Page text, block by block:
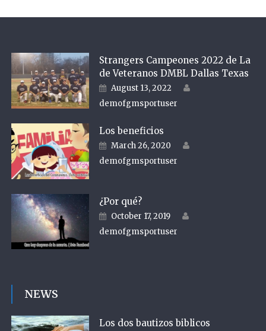
Strangers Campeones 2022 de La
de Veteranos DMBL Dallas Texas
Posted on
August 13, 2022
demofgmsportuser
Los beneficios
Posted on
March 26, 2020
demofgmsportuser
¿Por qué?
Posted on
October 17, 2019
demofgmsportuser
NEWS
Los dos bautizos biblicos